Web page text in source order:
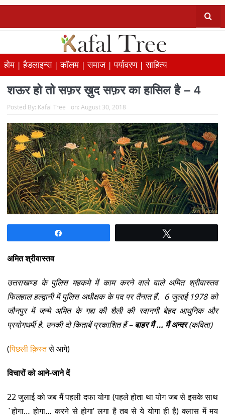
होम |हैडलाइन्स |कॉलम |समाज |पर्यावरण |साहित्य
शऊर हो तो सफ़र ख़ुद सफ़र का हासिल है – 4
Posted By: Kafal Tree on: August 30, 2018
अमित श्रीवास्तव
उत्तराखण्ड के पुलिस महकमे में काम करने वाले वाले अमित श्रीवास्तव
फिलहाल हल्द्वानी में पुलिस अधीक्षक के पद पर तैनात हैं. 6 जुलाई 1978 को
जौनपुर में जन्मे अमित के गद्य की शैली की रवानगी बेहद आधुनिक और
प्रयोगधर्मी है. उनकी दो किताबें प्रकाशित हैं –बाहर मैं … मैं अन्दर(कविता)
(पिछली क़िस्तसे आगे)
विचारों को आने-जाने दें
22 जुलाई को जब मैं पहली दफा योगा (पहले होता था योग जब से इसके साथ
`होगा… होगा… करने से होगा’ लगा है तब से ये योगा ही है) क्लास में मय